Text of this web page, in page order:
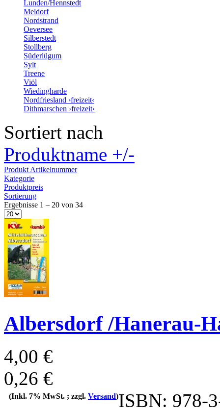
Lunden/Hennstedt
Meldorf
Nordstrand
Oeversee
Silberstedt
Stollberg
Süderlügum
Sylt
Treene
Viöl
Wiedingharde
Nordfriesland ›freizeit‹
Dithmarschen ›freizeit‹
Sortiert nach
Produktname +/-
Produkt Artikelnummer
Kategorie
Produktpreis
Sortierung
Ergebnisse 1 – 20 von 34
Albersdorf /Hanerau-
4,00 €
0,26 €
(Inkl. 7% MwSt. ; zzgl. Versand)ISBN: 978-